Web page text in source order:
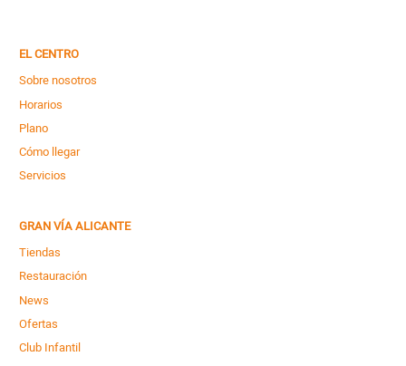
EL CENTRO
Sobre nosotros
Horarios
Plano
Cómo llegar
Servicios
GRAN VÍA ALICANTE
Tiendas
Restauración
News
Ofertas
Club Infantil